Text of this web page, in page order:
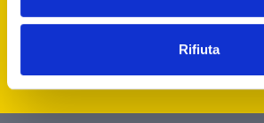
Rifiuta
Iscriviti